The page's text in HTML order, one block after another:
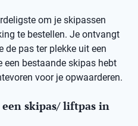
om je skipassen
te bestellen. Je ontvangt
de pas ter plekke uit een
bestaande skipas hebt
voor je opwaarderen.
skipas/ liftpas in